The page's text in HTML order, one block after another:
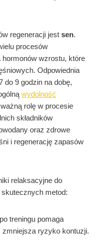
regeneracji jest sen.
procesów
wzrostu, które
Odpowiednia
do 9 godzin na dobę,
wydolność
rolę w procesie
składników
oraz zdrowe
i regenerację zapasów
relaksacyjne do
metod:
po treningu pomaga
ryzyko kontuzji.